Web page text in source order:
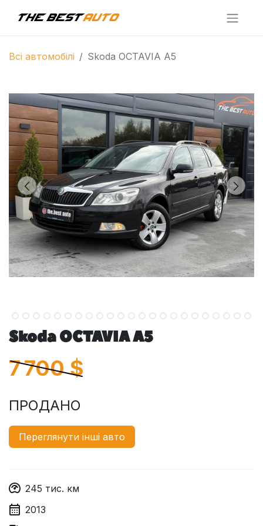
Всі автомобілі Skoda OCTAVIA A5
Skoda OCTAVIA A5
7 700$
ПРОДАНО
Переглянути інші авто
245 тис. км
2013